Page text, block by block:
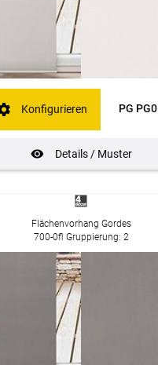
PG PG0
Details / Muster
Konfigurieren
Flächenvorhang Gordes
700-0fl Gruppierung: 2